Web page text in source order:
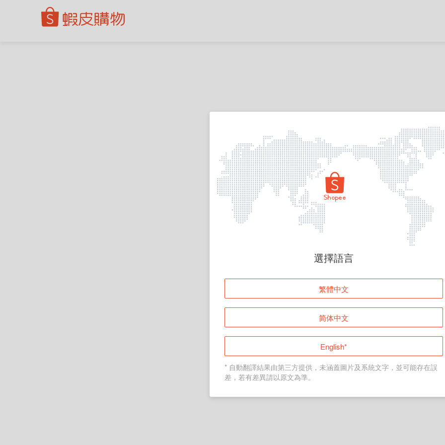
頁面無法顯示
登入
返回首頁
選擇語言
繁體中文
简体中文
English*
* 自動翻譯結果由第三方提供，未涵蓋圖片及系統文字，並可能存在誤
差，若有差異請以原文為準。